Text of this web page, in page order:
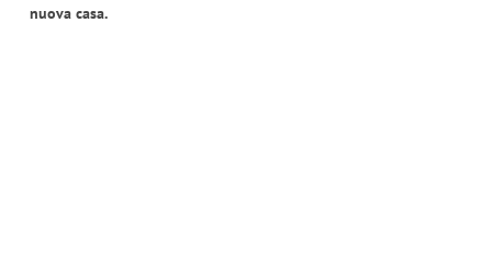
nuova casa.